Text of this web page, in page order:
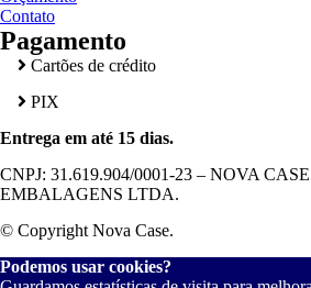
Contato
Pagamento
Cartões de crédito
PIX
Entrega em até 15 dias.
CNPJ: 31.619.904/0001-23 – NOVA
EMBALAGENS LTDA.
© Copyright Nova Case.
Podemos usar cookies?